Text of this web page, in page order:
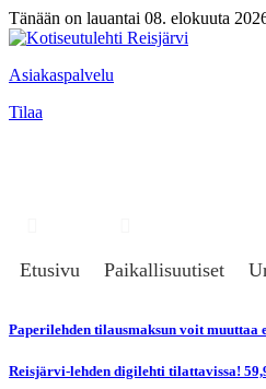
Tänään on lauantai 08. elokuuta
Asiakaspalvelu
Tilaa
Etusivu
Paikallisuutiset
Paperilehden tilausmaksun voit muuttaa
Reisjärvi-lehden digilehti tilattavissa!